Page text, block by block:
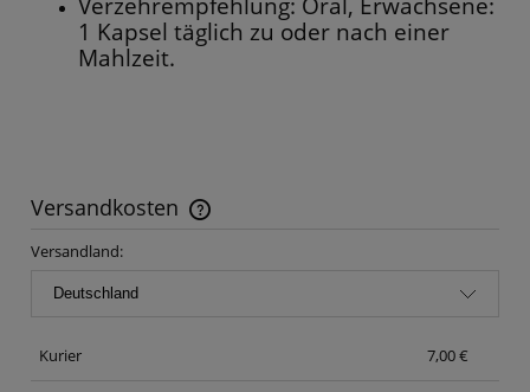
1 Kapsel täglich zu oder nach einer
Mahlzeit.
Versandkosten
Der Preis enthält keine eventuellen Zahlungskosten
Versandland:
Kurier 7,00 €